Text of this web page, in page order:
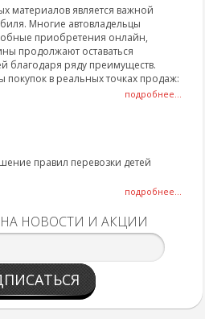
материалов является важной
Многие автовладельцы
приобретения онлайн,
продолжают оставаться
благодаря ряду преимуществ.
в реальных точках продаж:
подробнее...
правил перевозки детей
подробнее...
НОВОСТИ И АКЦИИ